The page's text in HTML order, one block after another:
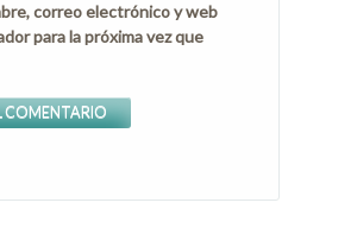
correo electrónico y web
para la próxima vez que